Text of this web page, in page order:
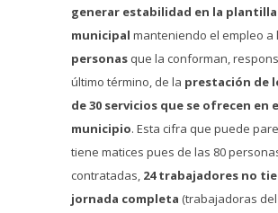
generar estabilidad en la plantilla
municipal manteniendo el empleo a
personas que la conforman,
último término, de la prestación de
de 30 servicios que se ofrecen en
municipio. Esta cifra que puede
tiene matices pues de las 80
contratadas, 24 trabajadores no
jornada completa (trabajadoras